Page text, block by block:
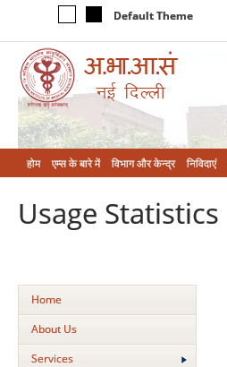
Default Theme
होम एम्‍स के बारे में विभाग और केन्‍द्र निविदाएं
Usage Statistics
Home
About Us
Services